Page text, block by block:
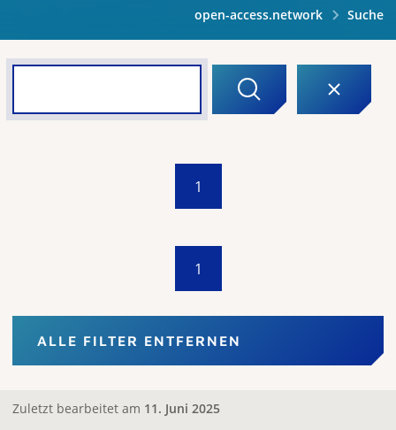
open-access.network Suche
1
1
ALLE FILTER ENTFERNEN
Zuletzt bearbeitet am 11. Juni 2025